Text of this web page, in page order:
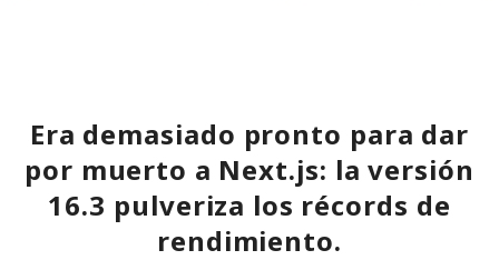
Era demasiado pronto para dar
por muerto a Next.js: la versión
16.3 pulveriza los récords de
rendimiento.